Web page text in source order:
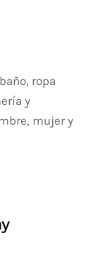
ropa
y
mujer y